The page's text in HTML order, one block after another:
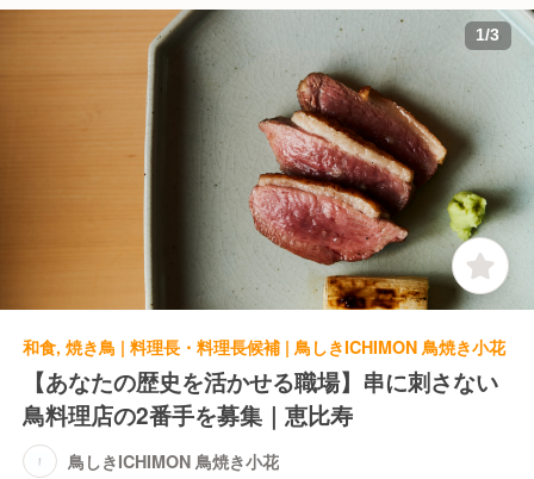
1/3
和食, 焼き鳥 | 料理長・料理長候補 | 鳥しきICHIMON 鳥焼き小花
【あなたの歴史を活かせる職場】串に刺さない
鳥料理店の2番手を募集｜恵比寿
鳥しきICHIMON 鳥焼き小花